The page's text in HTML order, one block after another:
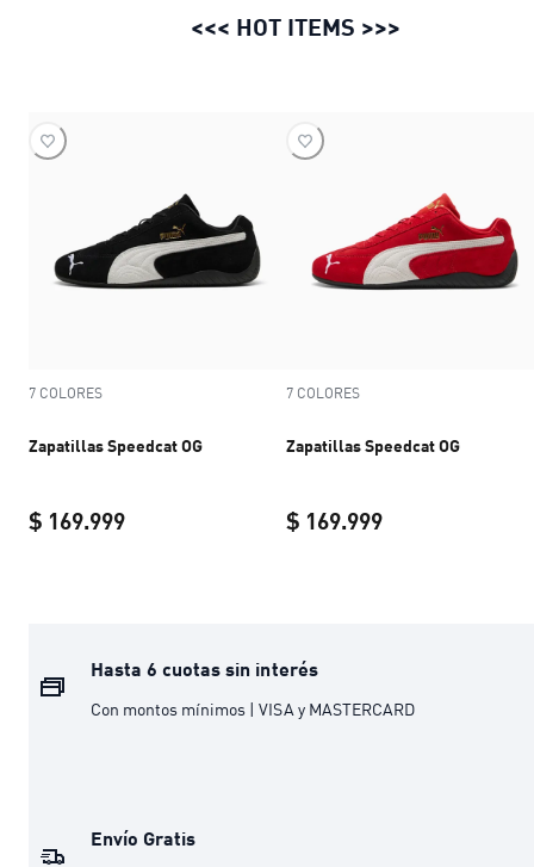
<<< HOT ITEMS >>>
7 COLORES
Zapatillas Speedcat OG
$ 169.999
7 COLORES
Zapatillas Speedcat OG
$ 169.999
Hasta 6 cuotas sin interés
Con montos mínimos | VISA y MASTERCARD
Envío Gratis